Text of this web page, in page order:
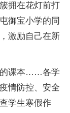
拥在花灯前打
御宝小学的同
激励自己在新
的课本……各学
情防控、安全
学生寒假作